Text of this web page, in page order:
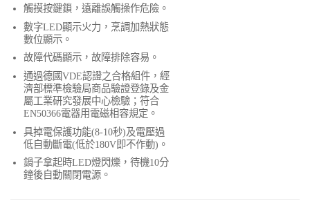
觸摸按鍵鎖，遠離誤觸操作危險。
數字LED顯示火力，烹調加熱狀態
數位顯示。
故障代碼顯示，故障排除容易。
通過德國VDE認證之合格組件，經
濟部標準檢驗局商品驗證登錄及金
屬工業研究發展中心檢驗；符合
EN50366電器用電磁相容規定。
具掉電保護功能(8-10秒)及電壓過
低自動斷電(低於180V即不作動)。
鍋子拿起時LED燈閃爍，待機10分
鐘後自動關閉電源。